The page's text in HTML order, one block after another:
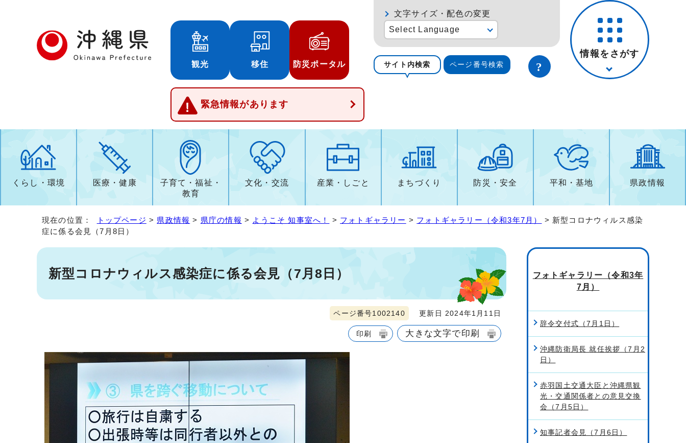
観光 移住 防災ポータル
緊急情報があります
文字サイズ・配色の変更
Select Language
サイト内検索 ページ番号検索
情報をさがす
くらし・環境 医療・健康
子育て・福祉・
教育
文化・交流 産業・しごと まちづくり 防災・安全 平和・基地 県政情報
現在の位置： トップページ > 県政情報 > 県庁の情報 > ようこそ 知事室へ！ > フォトギャラリー > フォトギャラリー（令和3年7月）
> 新型コロナウィルス感染
症に係る会見（7月8日）
新型コロナウィルス感染症に係る会見（7月8日）
ページ番号1002140 更新日 2024年1月11日
印刷 大きな文字で印刷
フォトギャラリー（令和3年
7月）
辞令交付式（7月1日）
沖縄防衛局長 就任挨拶（7月2
日）
赤羽国土交通大臣と沖縄県観
光・交通関係者との意見交換
会（7月5日）
知事記者会見（7月6日）